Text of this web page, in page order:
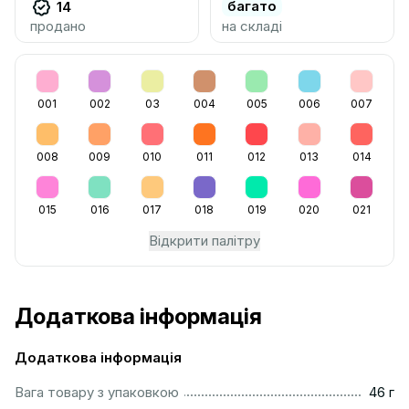
14
продано
багато
на складі
001 002 03 004 005 006 007
008 009 010 011 012 013 014
015 016 017 018 019 020 021
Відкрити палітру
Додаткова інформація
Додаткова інформація
Вага товару з упаковкою
46 г